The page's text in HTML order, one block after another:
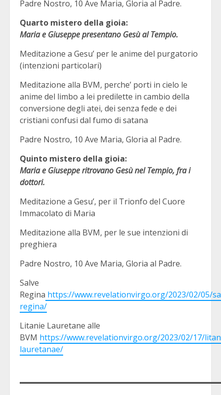
Padre Nostro, 10 Ave Maria, Gloria al Padre.
Quarto mistero della gioia:
Maria e Giuseppe presentano Gesù al Tempio.
Meditazione a Gesu’ per le anime del purgatorio
(intenzioni particolari)
Meditazione alla BVM, perche’ porti in cielo le
anime del limbo a lei predilette in cambio della
conversione degli atei, dei senza fede e dei
cristiani confusi dal fumo di satana
Padre Nostro, 10 Ave Maria, Gloria al Padre.
Quinto mistero della gioia:
Maria e Giuseppe ritrovano Gesù nel Tempio, fra i
dottori.
Meditazione a Gesu’, per il Trionfo del Cuore
Immacolato di Maria
Meditazione alla BVM, per le sue intenzioni di
preghiera
Padre Nostro, 10 Ave Maria, Gloria al Padre.
Salve
Regina https://www.revelationvirgo.org/2023/02/05/
regina/
Litanie Lauretane alle
BVM https://www.revelationvirgo.org/2023/02/17/
lauretanae/